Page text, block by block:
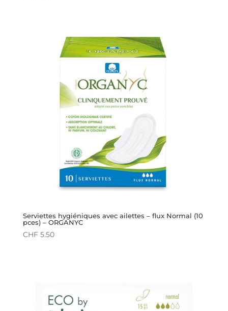
Serviettes hygiéniques avec ailettes – flux Normal (10
pces) – ORGANYC
CHF5.50